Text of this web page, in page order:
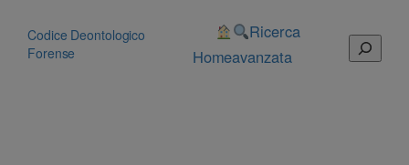
contenuto
Codice Deontologico
Forense
Home
Ricerca
avanzata
Cerca